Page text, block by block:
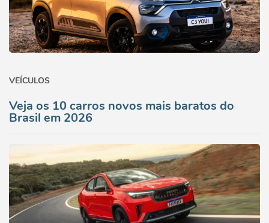
VEÍCULOS
Veja os 10 carros novos mais baratos do
Brasil em 2026